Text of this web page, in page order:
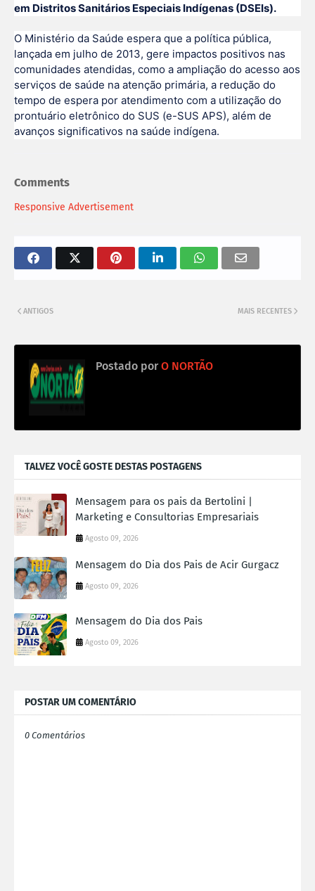
em Distritos Sanitários Especiais Indígenas (DSEIs).
O Ministério da Saúde espera que a política pública,
lançada em julho de 2013, gere impactos positivos nas
comunidades atendidas, como a ampliação do acesso aos
serviços de saúde na atenção primária, a redução do
tempo de espera por atendimento com a utilização do
prontuário eletrônico do SUS (e-SUS APS), além de
avanços significativos na saúde indígena.
Comments
Responsive Advertisement
MAIS RECENTES
ANTIGOS
Postado por O NORTÃO
TALVEZ VOCÊ GOSTE DESTAS POSTAGENS
Mensagem para os pais da Bertolini |
Marketing e Consultorias Empresariais
Agosto 09, 2026
Mensagem do Dia dos Pais de Acir Gurgacz
Agosto 09, 2026
Mensagem do Dia dos Pais
Agosto 09, 2026
POSTAR UM COMENTÁRIO
0 Comentários